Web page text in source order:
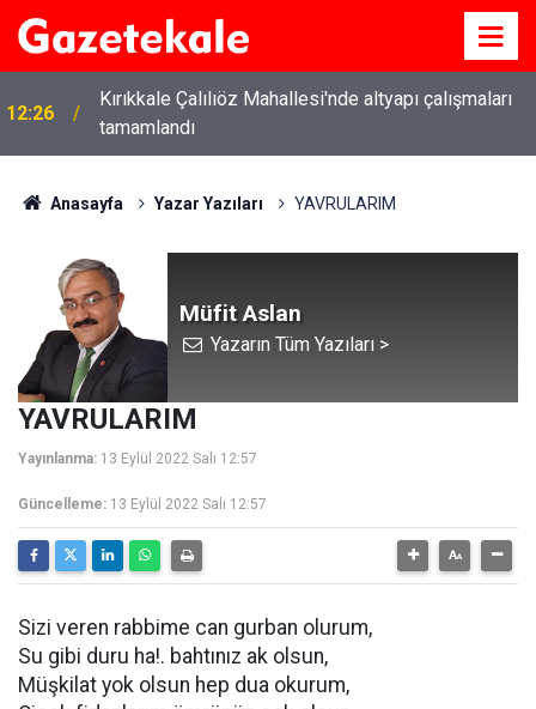
12:26
Kırıkkale Çalılıöz Mahallesi'nde altyapı çalışmaları
tamamlandı
Anasayfa Yazar Yazıları YAVRULARIM
Müfit Aslan
Yazarın Tüm Yazıları >
YAVRULARIM
Yayınlanma: 13 Eylül 2022 Salı 12:57
Güncelleme: 13 Eylül 2022 Salı 12:57
Sizi veren rabbime can gurban olurum,
Su gibi duru ha!. bahtınız ak olsun,
Müşkilat yok olsun hep dua okurum,